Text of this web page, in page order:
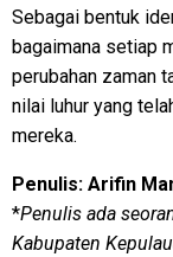
Sebagai bentuk
bagaimana setiap
perubahan zaman
nilai luhur yang
mereka.
Penulis: Arifin
*Penulis ada
Kabupaten